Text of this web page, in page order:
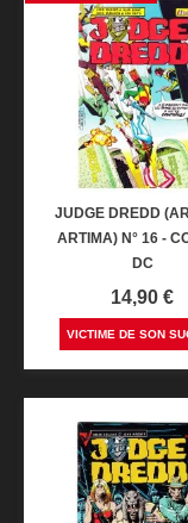
JUDGE DREDD
ARTIMA) N° 16 -
DC
Prix
14,90 €
VICTIME DE SON